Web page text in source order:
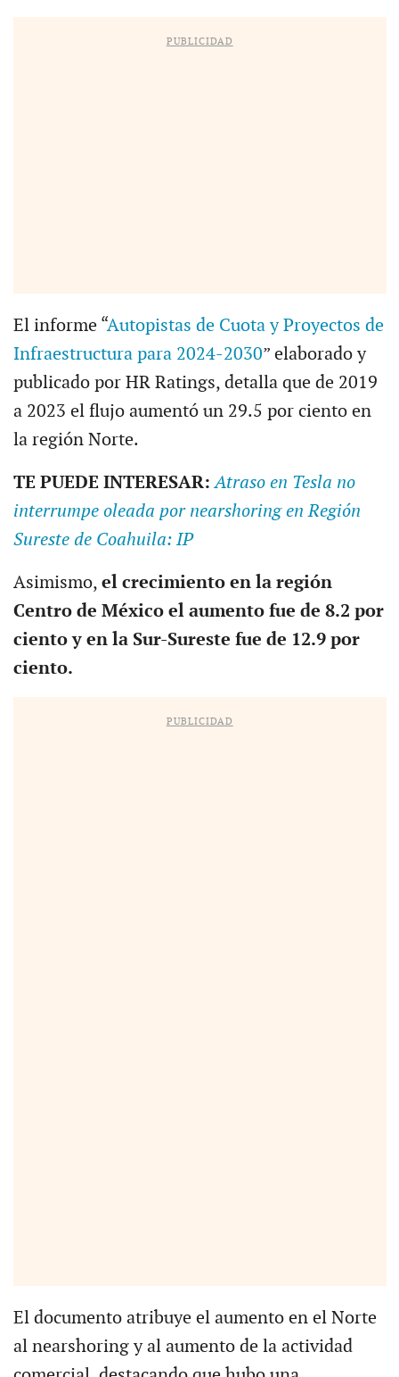
PUBLICIDAD
El informe “Autopistas de Cuota y Proyectos de
Infraestructura para 2024-2030” elaborado y
publicado por HR Ratings, detalla que de 2019
a 2023 el flujo aumentó un 29.5 por ciento en
la región Norte.
TE PUEDE INTERESAR: Atraso en Tesla no
interrumpe oleada por nearshoring en Región
Sureste de Coahuila: IP
Asimismo, el crecimiento en la región
Centro de México el aumento fue de 8.2 por
ciento y en la Sur-Sureste fue de 12.9 por
ciento.
PUBLICIDAD
El documento atribuye el aumento en el Norte
al nearshoring y al aumento de la actividad